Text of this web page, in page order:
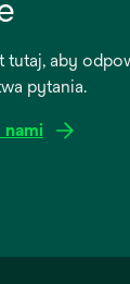
tutaj, aby
pytania.